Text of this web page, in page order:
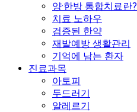
양·한방 통합치료란?
치료 노하우
검증된 한약
재발예방 생활관리
기억에 남는 환자
진료과목
아토피
두드러기
알레르기